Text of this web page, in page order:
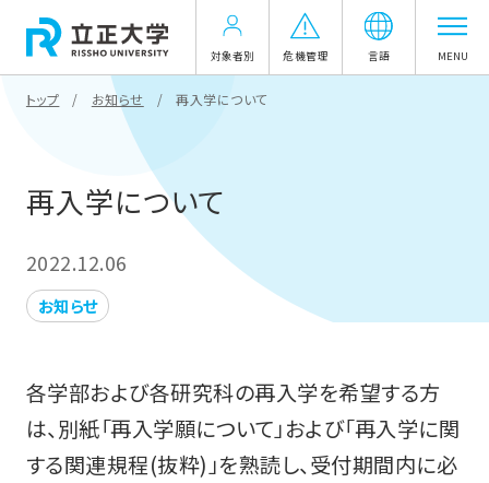
対象者別 危機管理 言語 MENU
トップ お知らせ 再入学について
再入学について
2022.12.06
お知らせ
各学部および各研究科の再入学を希望する方
は、別紙「再入学願について」および「再入学に関
する関連規程(抜粋)」を熟読し、受付期間内に必